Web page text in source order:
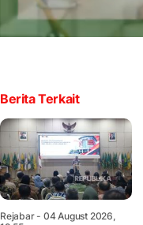
Berita Terkait
Rejabar- 04 August 2026,